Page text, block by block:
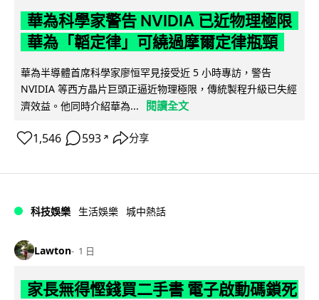
華為科學家警告 NVIDIA 已近物理極限
華為「韜定律」可繞過摩爾定律瓶頸
華為半導體首席科學家廖恒罕見接受近 5 小時專訪，警告
NVIDIA 等西方晶片巨頭正逼近物理極限，傳統製程升級已失經
濟效益。他同時介紹華為...
閱讀全文
1,546 593 ↗ 分享
科技娛樂 生活娛樂 城中熱話
Lawton 1 日
家長無得慳錢買二手書 電子啟動碼鎖死